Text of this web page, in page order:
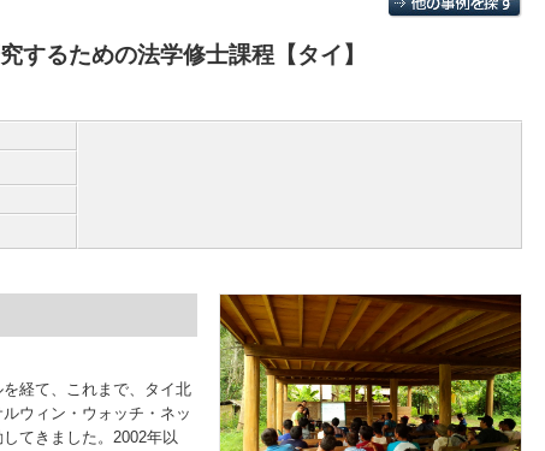
するための法学修士課程【タイ】
経て、これまで、タイ北
ウィン・ウォッチ・ネッ
てきました。2002年以